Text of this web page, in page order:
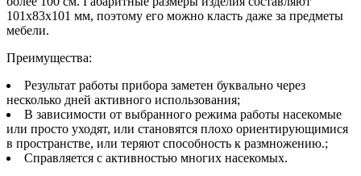
101х83х101 мм, поэтому его можно класть даже за предметы
мебели.
Преимущества:
Результат работы прибора заметен буквально через
несколько дней активного использования;
В зависимости от выбранного режима работы насекомые
или просто уходят, или становятся плохо ориентирующимися
в пространстве, или теряют способность к размножению.;
Справляется с активностью многих насекомых.